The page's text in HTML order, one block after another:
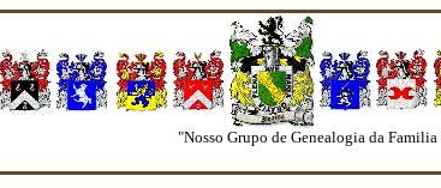
"Nosso Grupo de Genealogia da Familia